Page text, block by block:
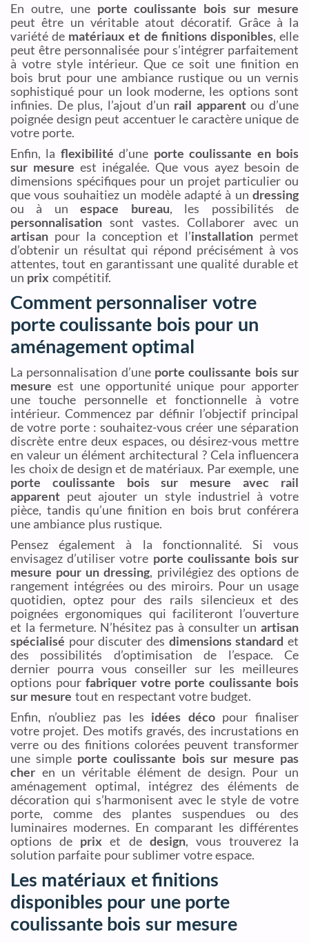
En outre, une porte coulissante bois sur mesure
peut être un véritable atout décoratif. Grâce à la
variété de matériaux et de finitions disponibles, elle
peut être personnalisée pour s’intégrer parfaitement
à votre style intérieur. Que ce soit une finition en
bois brut pour une ambiance rustique ou un vernis
sophistiqué pour un look moderne, les options sont
infinies. De plus, l’ajout d’un rail apparentou d’une
poignée design peut accentuer le caractère unique de
votre porte.
Enfin, la flexibilité d’une porte coulissante en bois
sur mesure est inégalée. Que vous ayez besoin de
dimensions spécifiques pour un projet particulier ou
que vous souhaitiez un modèle adapté à un dressing
ou à unespace bureau, les possibilités de
personnalisation sont vastes. Collaborer avec un
artisan pour la conception et l’installation permet
d’obtenir un résultat qui répond précisément à vos
attentes, tout en garantissant une qualité durable et
un prix compétitif.
Comment personnaliser votre
porte coulissante bois pour un
aménagement optimal
La personnalisation d’une porte coulissante bois sur
mesure est une opportunité unique pour apporter
une touche personnelle et fonctionnelle à votre
intérieur. Commencez par définir l’objectif principal
de votre porte : souhaitez-vous créer une séparation
discrète entre deux espaces, ou désirez-vous mettre
en valeur un élément architectural ? Cela influencera
les choix de design et de matériaux. Par exemple, une
porte coulissante bois sur mesure avec rail
apparent peut ajouter un style industriel à votre
pièce, tandis qu’une finition en bois brut conférera
une ambiance plus rustique.
Pensez également à la fonctionnalité. Si vous
envisagez d’utiliser votre porte coulissante bois sur
mesure pour un dressing, privilégiez des options de
rangement intégrées ou des miroirs. Pour un usage
quotidien, optez pour des rails silencieux et des
poignées ergonomiques qui faciliteront l’ouverture
et la fermeture. N’hésitez pas à consulter un artisan
spécialisé pour discuter des dimensions standard et
des possibilités d’optimisation de l’espace. Ce
dernier pourra vous conseiller sur les meilleures
options pour fabriquer votre porte coulissante bois
sur mesure tout en respectant votre budget.
Enfin, n’oubliez pas les idées décopour finaliser
votre projet. Des motifs gravés, des incrustations en
verre ou des finitions colorées peuvent transformer
une simple porte coulissante bois sur mesure pas
cher en un véritable élément de design. Pour un
aménagement optimal, intégrez des éléments de
décoration qui s’harmonisent avec le style de votre
porte, comme des plantes suspendues ou des
luminaires modernes. En comparant les différentes
options de prix et de design, vous trouverez la
solution parfaite pour sublimer votre espace.
Les matériaux et finitions
disponibles pour une porte
coulissante bois sur mesure